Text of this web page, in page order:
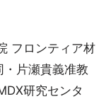
フロンティア材
片瀬貴義准教
研究センタ